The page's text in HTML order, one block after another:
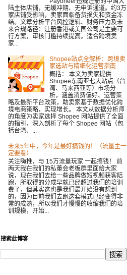
陆主体店铺，无缓冲期、无申诉通道。约3万
家店铺受影响，卖家面临备货损失和资金冻
结。文章分析平台风控逻辑、财务压力及未
来合规路径：注册香港或美国公司是主要可
行方案，审核门槛持续提高。适合跨境卖
家...
Shopee站点全解析：跨境卖
家选站与精细化运营指南
概括： 本文为卖家提供
Shopee东南亚七大站点（台
湾、马来西亚等）市场分
析，涵盖消费偏好、运营策
略及最新平台政策，助卖家基于数据优化跨
境电商策略，实现增长。 本文从数据分析师
的角度为卖家选择 Shopee 网站提供了全面
的指引，深入剖析了每个 Shopee 网站（包
括台湾、...
未来5年中，今年是最好搞钱的！（流量主一
定要看）
关注嗨推，与 15万流量玩家 一起搞钱！ 前
两天我在我们的私董会老板群里面给大家
说，现在我们去给一些品牌做短视频获客陪
跑，所取得的分成早就已经超过我们的培训
费了，但其实这也是我们最开始没有想到
的，因为目前我们去跑这套模式已经变得非
常的成熟，所以我们才慢慢的收缩我们的培
训规模，开始...
搜索此博客